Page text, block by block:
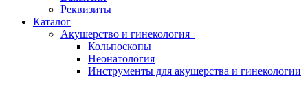
Реквизиты
Каталог
Акушерство и гинекология
Кольпоскопы
Неонатология
Инструменты для акушерства и гинекологии